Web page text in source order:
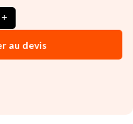
au devis